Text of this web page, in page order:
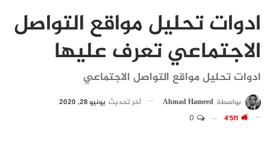
ادوات تحليل مواقع التواصل
الاجتماعي تعرف عليها
ادوات تحليل مواقع التواصل الاجتماعي
بواسطة Ahmad Hameed آخر تحديث يونيو 28, 2020